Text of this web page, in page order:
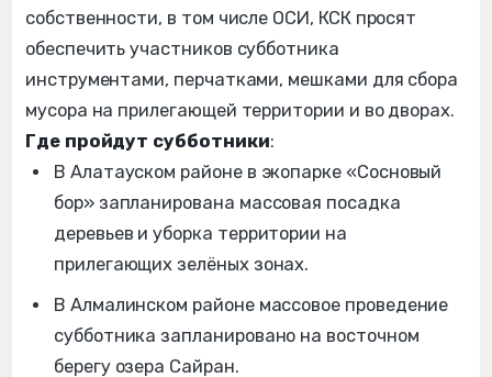
собственности, в том числе ОСИ, КСК просят
обеспечить участников субботника
инструментами, перчатками, мешками для сбора
мусора на прилегающей территории и во дворах.
Где пройдут субботники:
В Алатауском районе в экопарке «Сосновый
бор» запланирована массовая посадка
деревьев и уборка территории на
прилегающих зелёных зонах.
В Алмалинском районе массовое проведение
субботника запланировано на восточном
берегу озера Сайран.